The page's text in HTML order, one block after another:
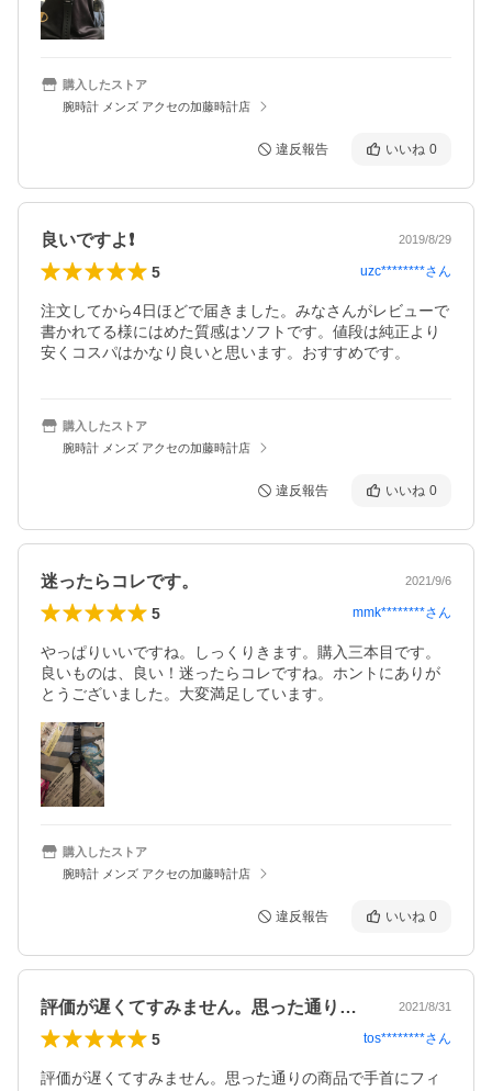
購入したストア
腕時計 メンズ アクセの加藤時計店
違反報告 いいね 0
良いですよ❗ 2019/8/29
5 uzc********さん
注文してから4日ほどで届きました。みなさんがレビューで
書かれてる様にはめた質感はソフトです。値段は純正より
安くコスパはかなり良いと思います。おすすめです。
購入したストア
腕時計 メンズ アクセの加藤時計店
違反報告 いいね 0
迷ったらコレです。 2021/9/6
5 mmk********さん
やっぱりいいですね。しっくりきます。購入三本目です。
良いものは、良い！迷ったらコレですね。ホントにありが
とうございました。大変満足しています。
購入したストア
腕時計 メンズ アクセの加藤時計店
違反報告 いいね 0
評価が遅くてすみません。思った通りの商… 2021/8/31
5 tos********さん
評価が遅くてすみません。思った通りの商品で手首にフィ